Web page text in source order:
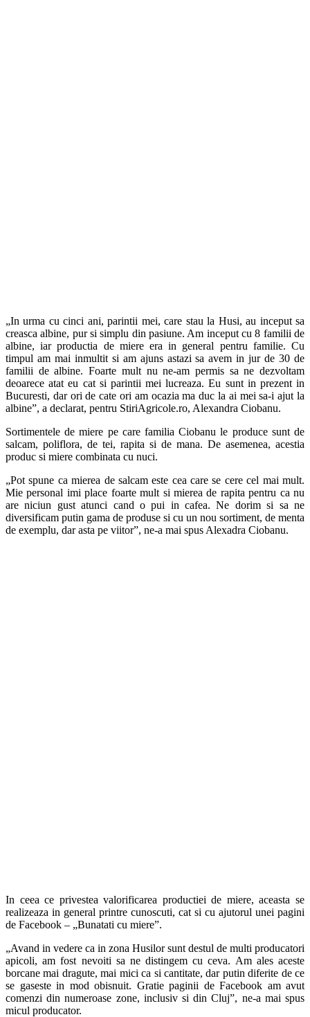
„In urma cu cinci ani, parintii mei, care stau la Husi, au inceput sa
creasca albine, pur si simplu din pasiune. Am inceput cu 8 familii de
albine, iar productia de miere era in general pentru familie. Cu
timpul am mai inmultit si am ajuns astazi sa avem in jur de 30 de
familii de albine. Foarte mult nu ne-am permis sa ne dezvoltam
deoarece atat eu cat si parintii mei lucreaza. Eu sunt in prezent in
Bucuresti, dar ori de cate ori am ocazia ma duc la ai mei sa-i ajut la
albine”, a declarat, pentru StiriAgricole.ro, Alexandra Ciobanu.
Sortimentele de miere pe care familia Ciobanu le produce sunt de
salcam, poliflora, de tei, rapita si de mana. De asemenea, acestia
produc si miere combinata cu nuci.
„Pot spune ca mierea de salcam este cea care se cere cel mai mult.
Mie personal imi place foarte mult si mierea de rapita pentru ca nu
are niciun gust atunci cand o pui in cafea. Ne dorim si sa ne
diversificam putin gama de produse si cu un nou sortiment, de menta
de exemplu, dar asta pe viitor”, ne-a mai spus Alexadra Ciobanu.
In ceea ce privestea valorificarea productiei de miere, aceasta se
realizeaza in general printre cunoscuti, cat si cu ajutorul unei pagini
de Facebook – „Bunatati cu miere”.
„Avand in vedere ca in zona Husilor sunt destul de multi producatori
apicoli, am fost nevoiti sa ne distingem cu ceva. Am ales aceste
borcane mai dragute, mai mici ca si cantitate, dar putin diferite de ce
se gaseste in mod obisnuit. Gratie paginii de Facebook am avut
comenzi din numeroase zone, inclusiv si din Cluj”, ne-a mai spus
micul producator.